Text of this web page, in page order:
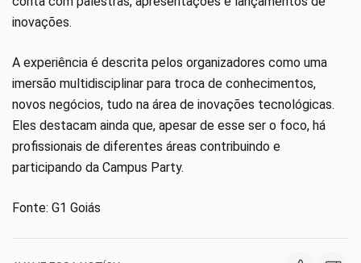
inovações.
A experiência é descrita pelos organizadores como uma
imersão multidisciplinar para troca de conhecimentos,
novos negócios, tudo na área de inovações tecnológicas.
Eles destacam ainda que, apesar de esse ser o foco, há
profissionais de diferentes áreas contribuindo e
participando da Campus Party.
Fonte: G1 Goiás